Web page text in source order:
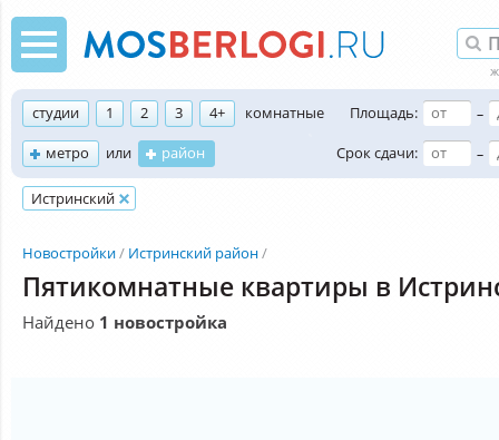
студии 1 2 3 4+
комнатные
метро
или район
Площадь:
–
Срок сдачи:
–
Истринский
Новостройки Истринский район
Пятикомнатные квартиры в
Найдено 1 новостройка